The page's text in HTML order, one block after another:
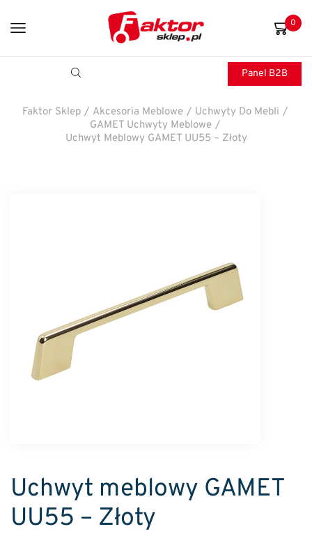
0
Panel B2B
Faktor Sklep / Akcesoria Meblowe / Uchwyty Do Mebli /
GAMET Uchwyty Meblowe /
Uchwyt Meblowy GAMET UU55 – Złoty
Uchwyt meblowy GAMET
UU55 – Złoty